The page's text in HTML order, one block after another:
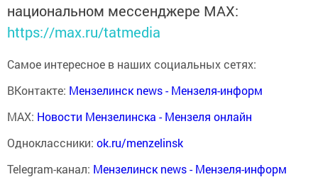
национальном мессенджере MАХ:
https://max.ru/tatmedia
Самое интересное в наших социальных сетях:
ВКонтакте: Мензелинск news - Мензеля-информ
MAX: Новости Мензелинска - Мензеля онлайн
Одноклассники: ok.ru/menzelinsk
Telegram-канал: Мензелинск news - Мензеля-информ